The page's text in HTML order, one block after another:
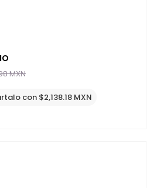
MXNOriginal
price
Current
price
con $2,138.18 MXN